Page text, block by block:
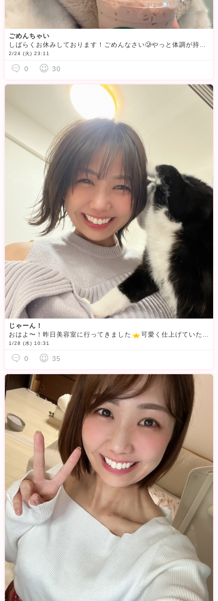
ごめんちゃい
しばらくお休みしております！ごめんなさい🥲やっと体調が持ち直しましたので、ぼちぼちお昼のログインから再開させていただきます
2/24 (火) 23:11
0 30
じゃーん！
おはよ〜！昨日美容室に行ってきました
可愛く仕上げていただいてお気に入りです
1/28 (水) 10:31
0 35